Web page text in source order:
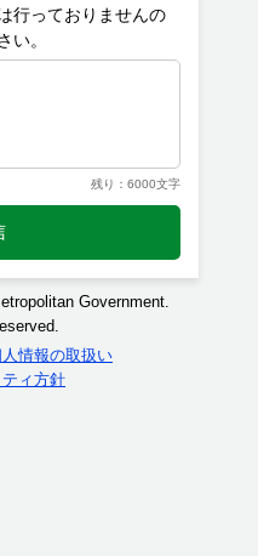
行っておりませんの
残り：6000文字
Government.
情報の取扱い
ィ方針